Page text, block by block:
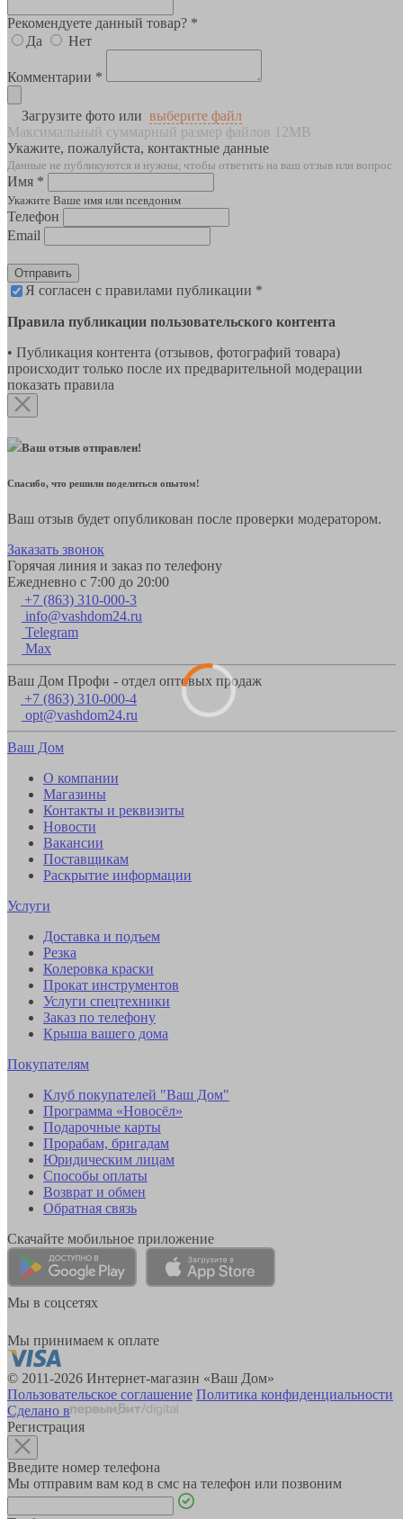
Рекомендуете данный товар? *
Да
Нет
Комментарии *
Загрузите фото или выберите файл
Максимальный суммарный размер файлов 12MB
Укажите, пожалуйста, контактные данные
Данные не публикуются и нужны, чтобы ответить на ваш отзыв или вопрос
Имя *
Укажите Ваше имя или псевдоним
Телефон
Email
Отправить
Я согласен с правилами публикации *
Правила публикации пользовательского контента
• Публикация контента (отзывов, фотографий товара)
происходит только после их предварительной модерации
показать правила
Ваш отзыв отправлен!
Спасибо, что решили поделиться опытом!
Ваш отзыв будет опубликован после проверки модератором.
Заказать звонок
Горячая линия и заказ по телефону
Ежедневно с 7:00 до 20:00
+7 (863) 310-000-3
info@vashdom24.ru
Telegram
Max
Ваш Дом Профи - отдел оптовых продаж
+7 (863) 310-000-4
opt@vashdom24.ru
Ваш Дом
О компании
Магазины
Контакты и реквизиты
Новости
Вакансии
Поставщикам
Раскрытие информации
Услуги
Доставка и подъем
Резка
Колеровка краски
Прокат инструментов
Услуги спецтехники
Заказ по телефону
Крыша вашего дома
Покупателям
Клуб покупателей "Ваш Дом"
Программа «Новосёл»
Подарочные карты
Прорабам, бригадам
Юридическим лицам
Способы оплаты
Возврат и обмен
Обратная связь
Скачайте мобильное приложение
Мы в соцсетях
Мы принимаем к оплате
© 2011-2026 Интернет-магазин «Ваш Дом»
Пользовательское соглашение Политика конфиденциальности
Сделано в
Регистрация
Введите номер телефона
Мы отправим вам код в смс на телефон или позвоним